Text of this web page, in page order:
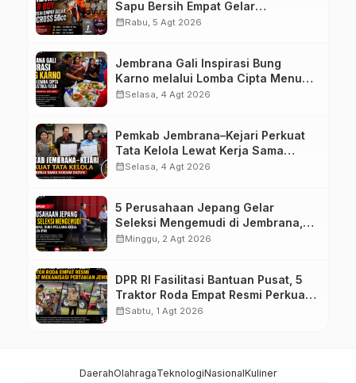
Sapu Bersih Empat Gelar
Motocross 50cc
calendar_monthRabu, 5 Agt 2026
Jembrana Gali Inspirasi Bung
Karno melalui Lomba Cipta Menu
Mustika Rasa
calendar_monthSelasa, 4 Agt 2026
Pemkab Jembrana–Kejari Perkuat
Tata Kelola Lewat Kerja Sama
Hukum Datun
calendar_monthSelasa, 4 Agt 2026
5 Perusahaan Jepang Gelar
Seleksi Mengemudi di Jembrana,
Buka Peluang Kerja bagi Calon PMI
calendar_monthMinggu, 2 Agt 2026
DPR RI Fasilitasi Bantuan Pusat, 5
Traktor Roda Empat Resmi Perkuat
Mekanisasi Pertanian Jembrana
calendar_monthSabtu, 1 Agt 2026
DaerahOlahragaTeknologiNasionalKuliner